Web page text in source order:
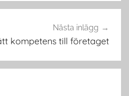
Nästa inlägg
kompetens till företaget